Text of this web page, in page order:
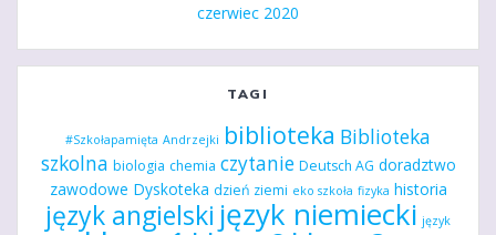
czerwiec 2020
TAGI
#Szkołapamięta Andrzejki biblioteka Biblioteka
szkolna biologia chemia czytanie Deutsch AG doradztwo
zawodowe Dyskoteka dzień ziemi eko szkoła fizyka historia
język angielski język niemiecki język